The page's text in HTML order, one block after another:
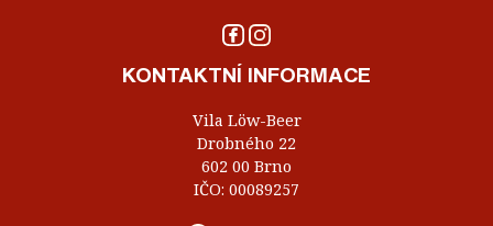
KONTAKTNÍ INFORMACE
Vila Löw-Beer
Drobného 22
602 00 Brno
IČO: 00089257